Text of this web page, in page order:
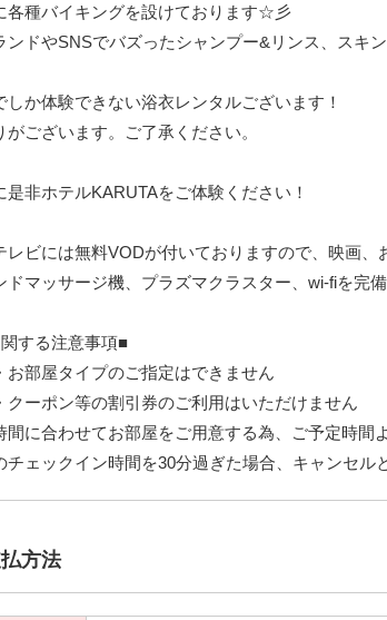
各種バイキングを設けております☆彡
ンドやSNSでバズったシャンプー&リンス、スキ
しか体験できない浴衣レンタルございます！
ございます。ご了承ください。
是非ホテルKARUTAをご体験ください！
レビには無料VODが付いておりますので、映画、
ドマッサージ機、プラズマクラスター、wi-fiを完備
する注意事項■
部屋タイプのご指定はできません
ーポン等の割引券のご利用はいただけません
に合わせてお部屋をご用意する為、ご予定時間
ェックイン時間を30分過ぎた場合、キャンセル
方法